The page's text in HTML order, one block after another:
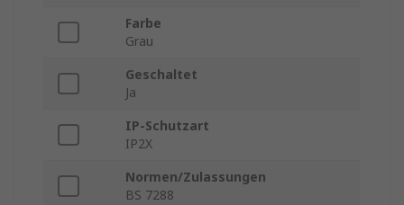
Farbe
Grau
Geschaltet
Ja
IP-Schutzart
IP2X
Normen/Zulassungen
BS 7288